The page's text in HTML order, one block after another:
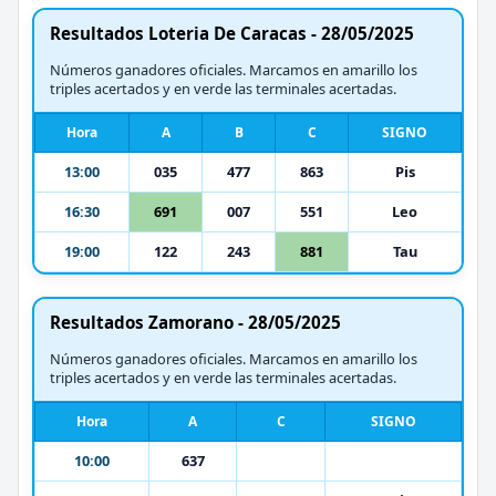
Resultados Loteria De Caracas - 28/05/2025
Números ganadores oficiales. Marcamos en amarillo los
triples acertados y en verde las terminales acertadas.
Hora A B C SIGNO
13:00 035 477 863
Pis
16:30
691 007 551
Leo
19:00
122 243 881 Tau
Resultados Zamorano - 28/05/2025
Números ganadores oficiales. Marcamos en amarillo los
triples acertados y en verde las terminales acertadas.
Hora A C SIGNO
10:00
637